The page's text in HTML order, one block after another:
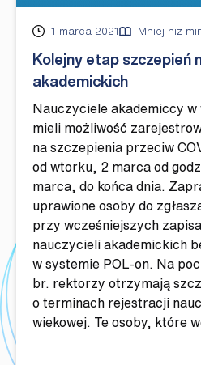
Kolejny etap szczepień
akademickich
Opublikowano
1 marca 2021 Mniej niż
Nauczyciele akademiccy
mieli możliwość
na szczepienia przeciw
od wtorku, 2 marca od
marca, do końca dnia.
uprawione osoby do
przy wcześniejszych
nauczycieli akademickich
w systemie POL-on. Na
br. rektorzy otrzymają
o terminach rejestracji
wiekowej. Te osoby, które